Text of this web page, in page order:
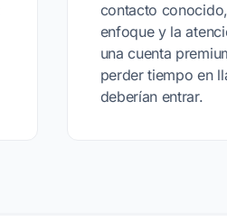
contacto
enfoque y la
una cuenta
perder tiempo en
deberían entrar.